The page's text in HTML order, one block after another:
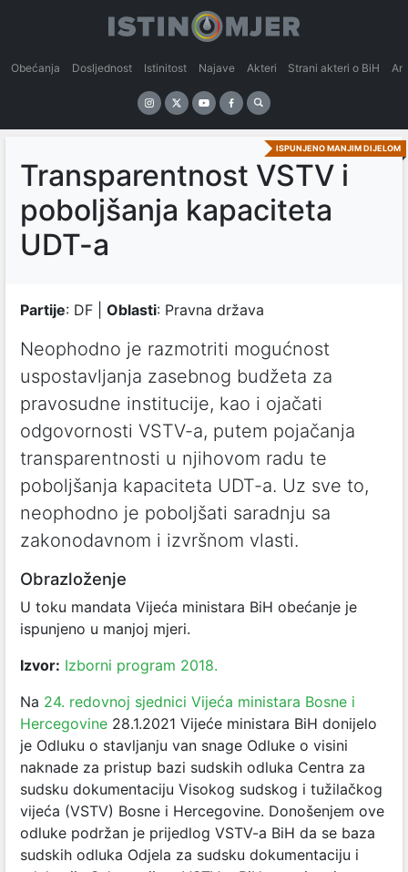
Obećanja Dosljednost Istinitost Najave Akteri Strani akteri o BiH
ISPUNJENO MANJIM DIJELOM
Transparentnost VSTV i
poboljšanja kapaciteta
UDT-a
Partije: DF | Oblasti: Pravna država
Neophodno je razmotriti mogućnost
uspostavljanja zasebnog budžeta za
pravosudne institucije, kao i ojačati
odgovornosti VSTV-a, putem pojačanja
transparentnosti u njihovom radu te
poboljšanja kapaciteta UDT-a. Uz sve to,
neophodno je poboljšati saradnju sa
zakonodavnom i izvršnom vlasti.
Obrazloženje
U toku mandata Vijeća ministara BiH obećanje je
ispunjeno u manjoj mjeri.
Izvor: Izborni program 2018.
Na 24. redovnoj sjednici Vijeća ministara Bosne i
Hercegovine 28.1.2021 Vijeće ministara BiH donijelo
je Odluku o stavljanju van snage Odluke o visini
naknade za pristup bazi sudskih odluka Centra za
sudsku dokumentaciju Visokog sudskog i tužilačkog
vijeća (VSTV) Bosne i Hercegovine. Donošenjem ove
odluke podržan je prijedlog VSTV-a BiH da se baza
sudskih odluka Odjela za sudsku dokumentaciju i